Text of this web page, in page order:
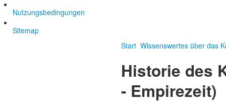
Nutzungsbedingungen
Sitemap
Start Wissenswertes über das
Historie des
- Empirezeit)